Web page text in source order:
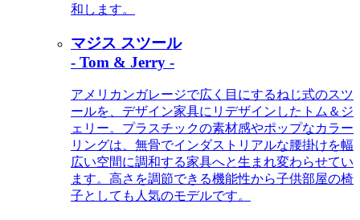
和します。
マジス スツール
- Tom & Jerry -
アメリカンガレージで広く目にするねじ式のスツ
ールを、デザイン家具にリデザインしたトム＆ジ
ェリー。プラスチックの素材感やポップなカラー
リングは、無骨でインダストリアルな腰掛けを幅
広い空間に調和する家具へと生まれ変わらせてい
ます。高さを調節できる機能性から子供部屋の椅
子としても人気のモデルです。